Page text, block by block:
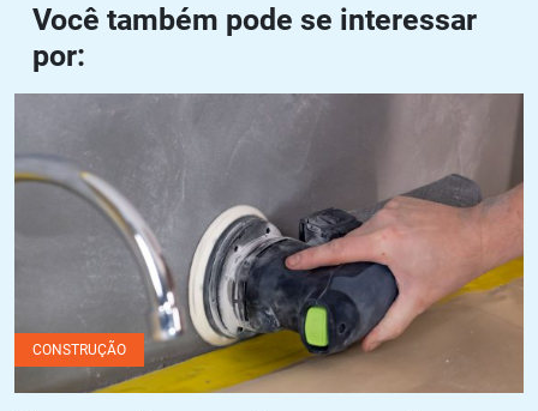
Você também pode se interessar
por:
Disco para lixar concreto: como escolher e utilizar
CONSTRUÇÃO